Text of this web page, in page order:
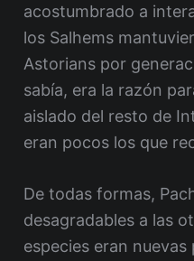
acostumbrado a
los Salhems
Astorians por
sabía, era la razón
aislado del resto de
eran pocos los que
De todas formas,
desagradables a las
especies eran nuevas